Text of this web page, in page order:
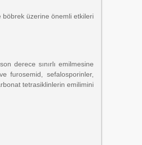
böbrek üzerine önemli etkileri
derece sınırlı emilmesine
furosemid, sefalosporinler,
tetrasiklinlerin emilimini